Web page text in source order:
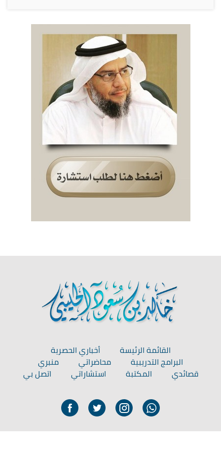
القائمة الرئيسة
أخباري الحصرية
البرامج التدريبية
محاضراتي
منبري
قصائدي
المكتبة استشاراتي اتصل بي